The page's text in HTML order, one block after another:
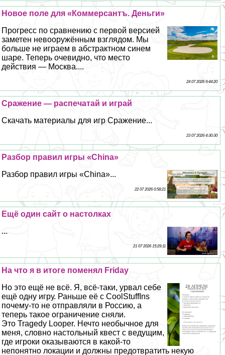
Новое поле для «Коммерсантъ. Деньги»
Прогресс по сравнению с первой версией
заметен невооружённым взглядом. Мы
больше не играем в абстpaктном синем
шаре. Теперь очевидно, что место
действия — Москва....
24 07 2026 9:44:20
Сражение — распечатай и играй
Скачать материалы для игр Сражение...
23 07 2026 4:30:30
Разбор правил игры «China»
Разбор правил игры «China»...
22 07 2026 0:58:21
Ещё один сайт о настолках
...
21 07 2026 15:29:11
На что я в итоге поменял Friday
Но это ещё не всё. Я, всё-таки, урвал себе
ещё одну игру. Раньше её с CoolStuffIns
почему-то не отправляли в Россию, а
теперь такое ограничение сняли.
Это Tragedy Looper. Нечто необычное для
меня, словно настольный квест с ведущим,
где игроки оказываются в какой-то
непонятно локации и должны предотвратить некую